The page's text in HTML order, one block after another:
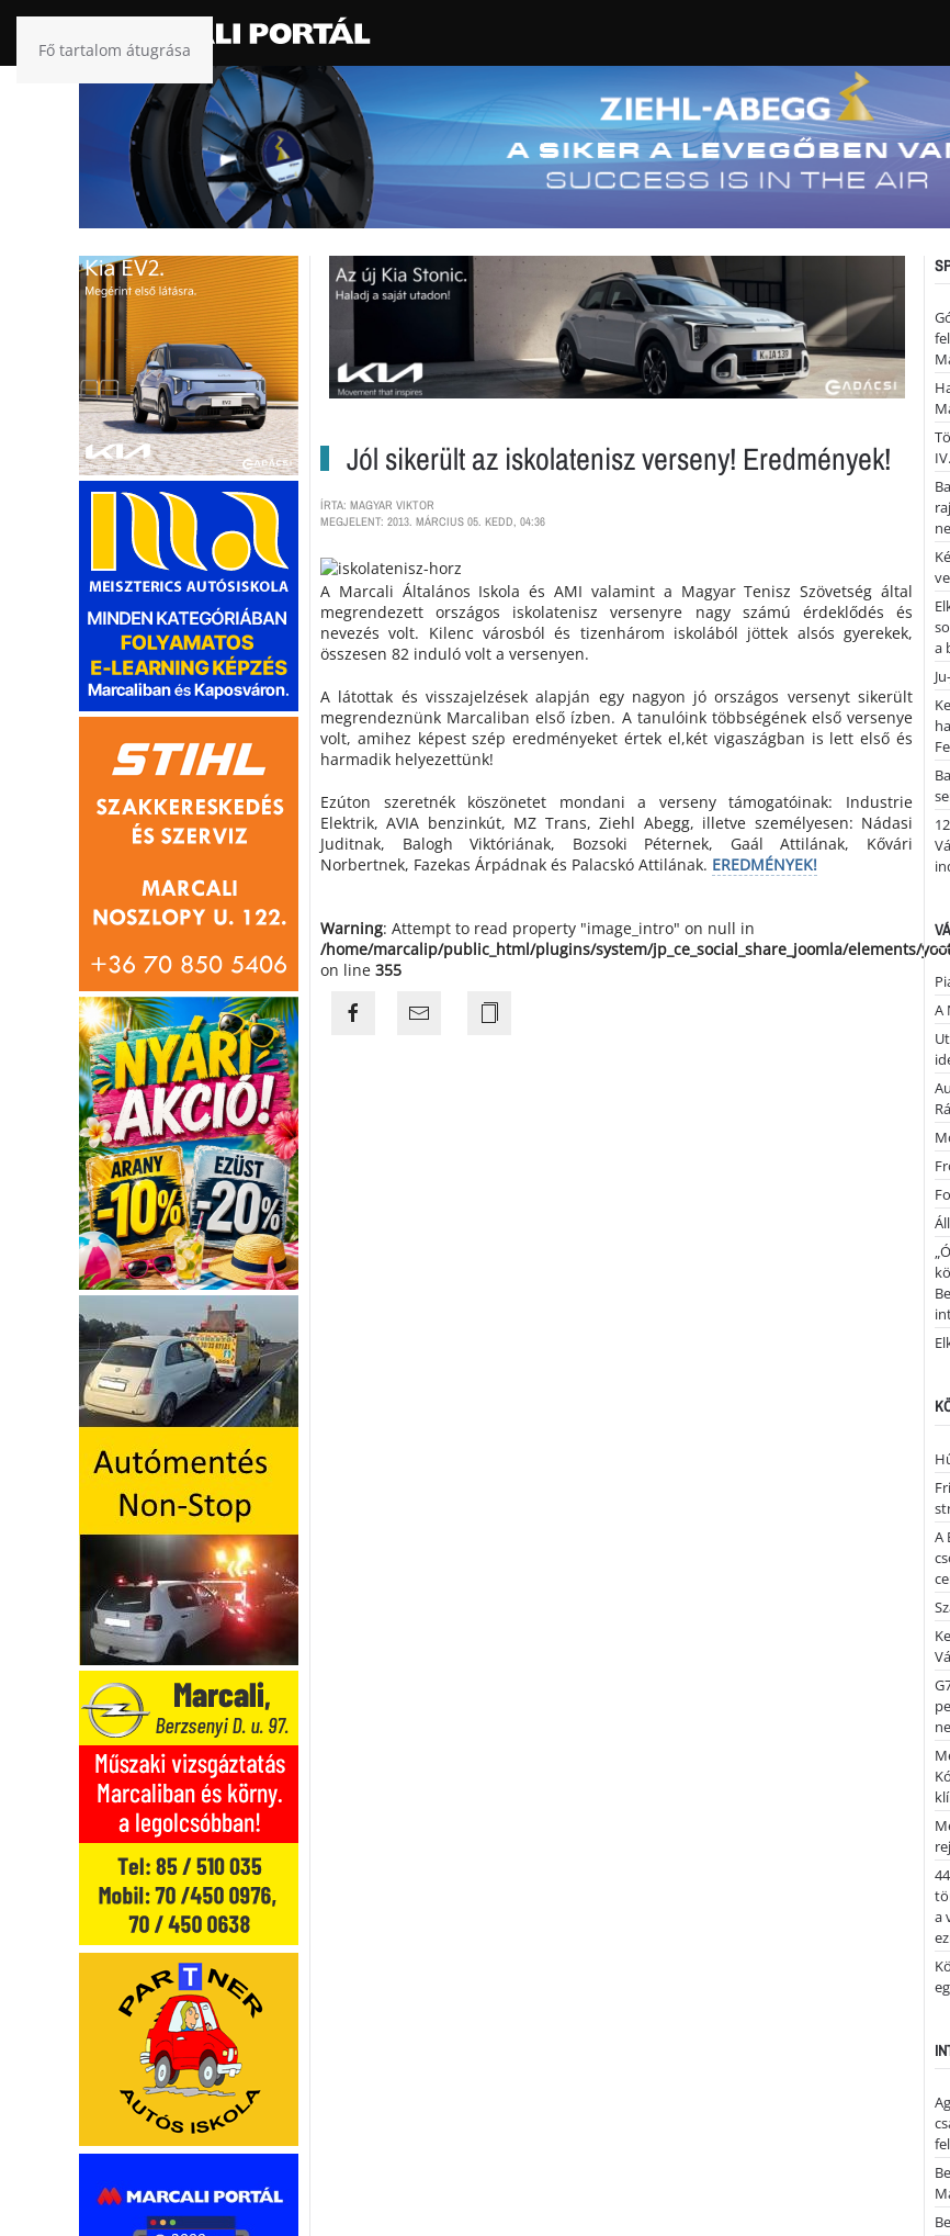
Fő tartalom átugrása
Jól sikerült az iskolatenisz verseny! Eredmények!
ÍRTA: MAGYAR VIKTOR
MEGJELENT: 2013. MÁRCIUS 05. KEDD, 04:36
A Marcali Általános Iskola és AMI valamint a Magyar Tenisz Szövetség által
megrendezett országos iskolatenisz versenyre nagy számú érdeklődés és
nevezés volt. Kilenc városból és tizenhárom iskolából jöttek alsós gyerekek,
összesen 82 induló volt a versenyen.
A látottak és visszajelzések alapján egy nagyon jó országos versenyt sikerült
megrendeznünk Marcaliban első ízben. A tanulóink többségének első versenye
volt, amihez képest szép eredményeket értek el,két vigaszágban is lett első és
harmadik helyezettünk!
Ezúton szeretnék köszönetet mondani a verseny támogatóinak: Industrie
Elektrik, AVIA benzinkút, MZ Trans, Ziehl Abegg, illetve személyesen: Nádasi
Juditnak, Balogh Viktóriának, Bozsoki Péternek, Gaál Attilának, Kővári
Norbertnek, Fazekas Árpádnak és Palacskó Attilának. EREDMÉNYEK!
Warning: Attempt to read property "image_intro" on null in
/home/marcalip/public_html/plugins/system/jp_ce_social_share_joomla/elements/
on line 355
a
A
A
a